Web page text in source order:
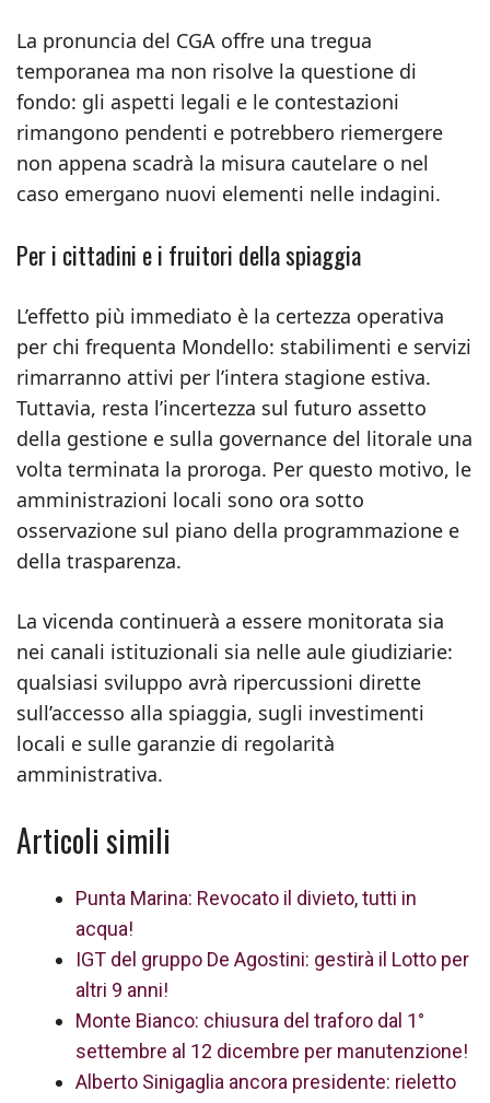
La pronuncia del CGA offre una tregua
temporanea ma non risolve la questione di
fondo: gli aspetti legali e le contestazioni
rimangono pendenti e potrebbero riemergere
non appena scadrà la misura cautelare o nel
caso emergano nuovi elementi nelle indagini.
Per i cittadini e i fruitori della spiaggia
L’effetto più immediato è la certezza operativa
per chi frequenta Mondello: stabilimenti e servizi
rimarranno attivi per l’intera stagione estiva.
Tuttavia, resta l’incertezza sul futuro assetto
della gestione e sulla governance del litorale una
volta terminata la proroga. Per questo motivo, le
amministrazioni locali sono ora sotto
osservazione sul piano della programmazione e
della trasparenza.
La vicenda continuerà a essere monitorata sia
nei canali istituzionali sia nelle aule giudiziarie:
qualsiasi sviluppo avrà ripercussioni dirette
sull’accesso alla spiaggia, sugli investimenti
locali e sulle garanzie di regolarità
amministrativa.
Articoli simili
Punta Marina: Revocato il divieto, tutti in
acqua!
IGT del gruppo De Agostini: gestirà il Lotto per
altri 9 anni!
Monte Bianco: chiusura del traforo dal 1°
settembre al 12 dicembre per manutenzione!
Alberto Sinigaglia ancora presidente: rieletto